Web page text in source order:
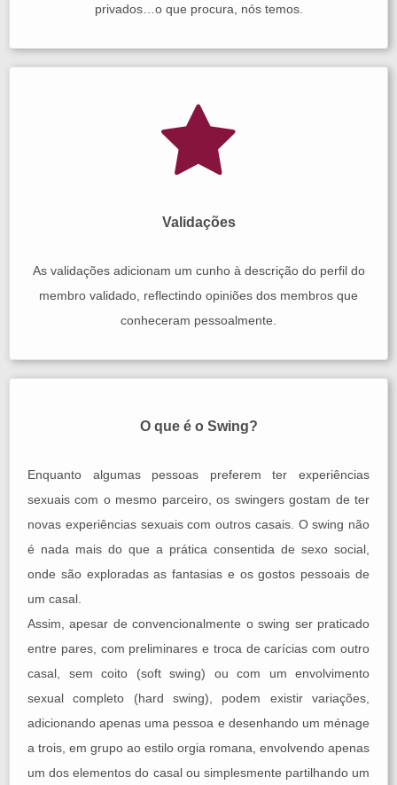
privados…o que procura, nós temos.
Validações
As validações adicionam um cunho à descrição do perfil do
membro validado, reflectindo opiniões dos membros que
conheceram pessoalmente.
O que é o Swing?
Enquanto algumas pessoas preferem ter experiências
sexuais com o mesmo parceiro, os swingers gostam de ter
novas experiências sexuais com outros casais. O swing não
é nada mais do que a prática consentida de sexo social,
onde são exploradas as fantasias e os gostos pessoais de
um casal.
Assim, apesar de convencionalmente o swing ser praticado
entre pares, com preliminares e troca de carícias com outro
casal, sem coito (soft swing) ou com um envolvimento
sexual completo (hard swing), podem existir variações,
adicionando apenas uma pessoa e desenhando um ménage
a trois, em grupo ao estilo orgia romana, envolvendo apenas
um dos elementos do casal ou simplesmente partilhando um